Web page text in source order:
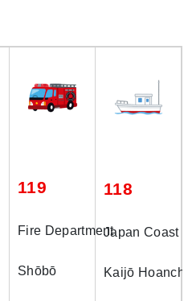
119
Fire Department
Shōbō
118
Japan Coast
Kaijō